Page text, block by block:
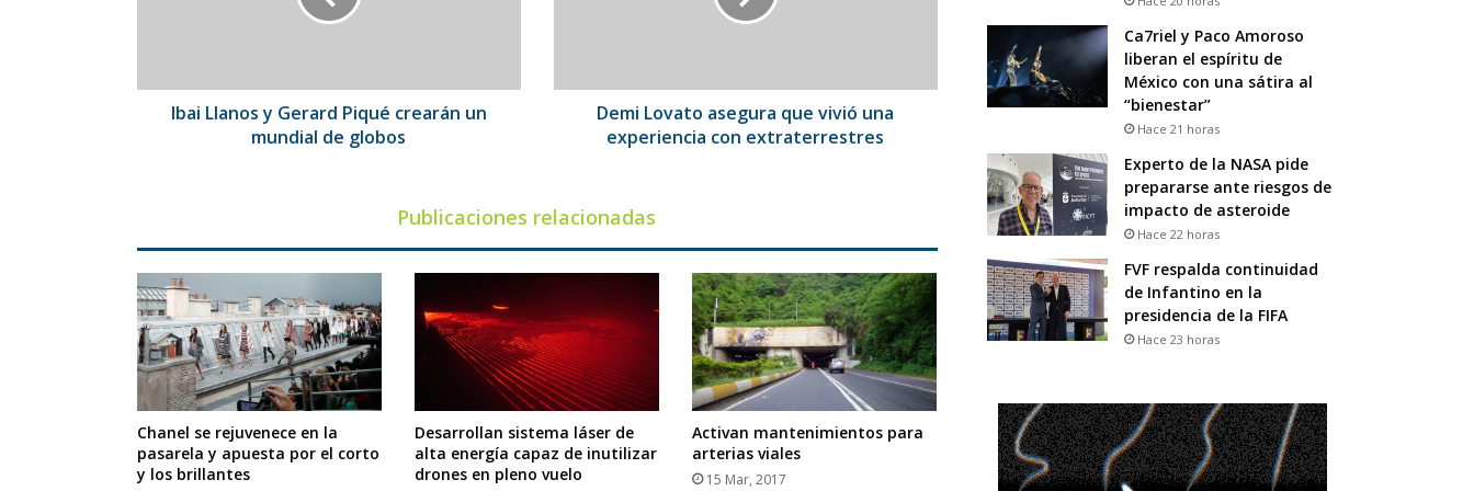
de
globosIbai Llanos y Gerard Piqué crearán un
mundial de globos
extraterrestres
Demi Lovato asegura que vivió una
experiencia con extraterrestres
Publicaciones relacionadas
Chanel se rejuvenece en la
pasarela y apuesta por el corto
y los brillantes
Desarrollan sistema láser de
alta energía capaz de inutilizar
drones en pleno vuelo
Activan mantenimientos para
arterias viales
15 Mar, 2017
Ca7riel y Paco Amoroso
liberan el espíritu de
México con una sátira al
“bienestar”
Hace 21 horas
Experto de la NASA pide
prepararse ante riesgos de
impacto de asteroide
Hace 22 horas
FVF respalda continuidad
de Infantino en la
presidencia de la FIFA
Hace 23 horas